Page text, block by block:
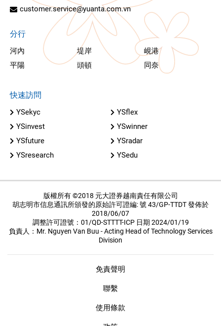
customer.service@yuanta.com.vn
分行
河內 堤岸
峴港
平陽
頭頓 同奈
快速訪問
YSekyc
YSflex
YSinvest
YSwinner
YSfuture
YSradar
YSresearch
YSedu
版權所有 ©2018 元大證券越南責任有限公司
胡志明市信息通訊所頒發的原始許可證編: 號 43/GP-TTDT 發佈於
2018/06/07
調整許可證號：01/QD-STTTT-ICP 日期 2024/01/19
負責人：Mr. Nguyen Van Buu - Acting Head of Technology Services
Division
免責聲明
聯繫
使用條款